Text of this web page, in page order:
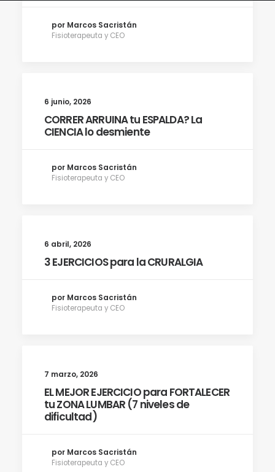
por Marcos Sacristán
Fisioterapeuta y CEO
6 junio, 2026
CORRER ARRUINA tu ESPALDA? La
CIENCIA lo desmiente
por Marcos Sacristán
Fisioterapeuta y CEO
6 abril, 2026
3 EJERCICIOS para la CRURALGIA
por Marcos Sacristán
Fisioterapeuta y CEO
7 marzo, 2026
EL MEJOR EJERCICIO para FORTALECER
tu ZONA LUMBAR (7 niveles de
dificultad)
por Marcos Sacristán
Fisioterapeuta y CEO